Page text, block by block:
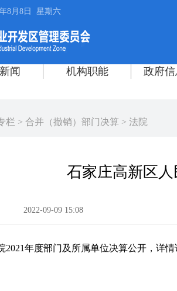
栏 > 合并（撤销）部门决算 > 法院
石家庄高新区
2022-09-09 15:08
2021年度部门及所属单位决算公开，详情